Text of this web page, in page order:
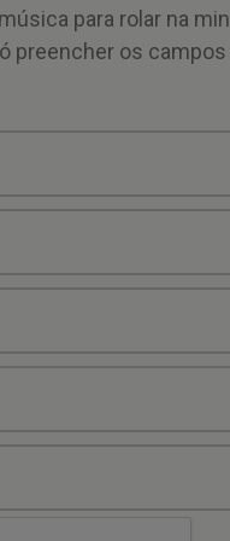
para rolar na
preencher os campos